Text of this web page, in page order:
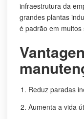
infraestrutura da
grandes plantas
é padrão em
Reduz paradas
Aumenta a vida